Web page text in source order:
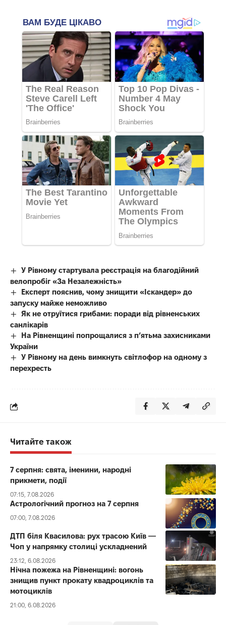
У Рівному стартувала реєстрація на благодійний
велопробіг «За Незалежність»
Експерт пояснив, чому знищити «Іскандер» до
запуску майже неможливо
Як не отруїтися грибами: поради від рівненських
санлікарів
На Рівненщині попрощалися з п’ятьма захисниками
України
У Рівному на день вимкнуть світлофор на одному з
перехресть
Читайте також
7 серпня: свята, іменини, народні
прикмети, події
07:15, 7.08.2026
Астрологічний прогноз на 7 серпня
07:00, 7.08.2026
ДТП біля Квасилова: рух трасою Київ —
Чоп у напрямку столиці ускладнений
23:12, 6.08.2026
Нічна пожежа на Рівненщині: вогонь
знищив пункт прокату квадроциклів та
мотоциклів
21:00, 6.08.2026